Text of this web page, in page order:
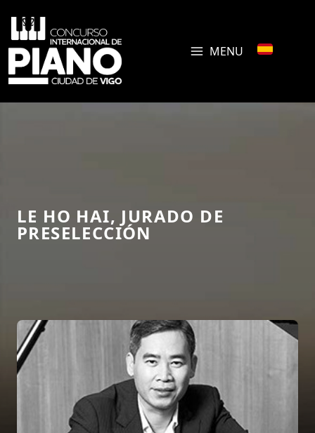
MENU
LE HO HAI, JURADO DE
PRESELECCIÓN